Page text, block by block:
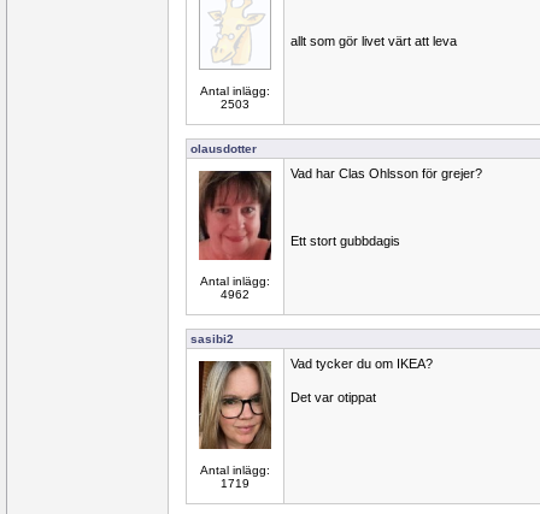
Antal inlägg:
2503
allt som gör livet värt att leva
olausdotter
Antal inlägg:
4962
Vad har Clas Ohlsson för grejer?
Ett stort gubbdagis
sasibi2
Antal inlägg:
1719
Vad tycker du om IKEA?
Det var otippat